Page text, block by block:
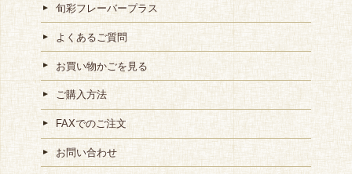
旬彩フレーバープラス
よくあるご質問
お買い物かごを見る
ご購入方法
FAXでのご注文
お問い合わせ